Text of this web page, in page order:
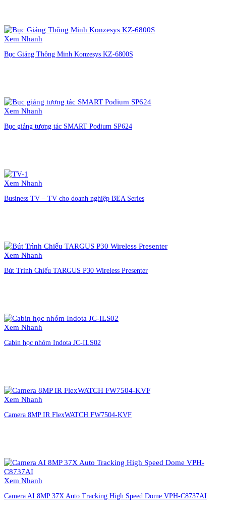
Xem Nhanh
Bục Giảng Thông Minh Konzesys KZ-6800S
Xem Nhanh
Bục giảng tương tác SMART Podium SP624
Xem Nhanh
Business TV – TV cho doanh nghiệp BEA Series
Xem Nhanh
Bút Trình Chiếu TARGUS P30 Wireless Presenter
Xem Nhanh
Cabin học nhóm Indota JC-ILS02
Xem Nhanh
Camera 8MP IR FlexWATCH FW7504-KVF
Xem Nhanh
Camera AI 8MP 37X Auto Tracking High Speed Dome VPH-C8737AI